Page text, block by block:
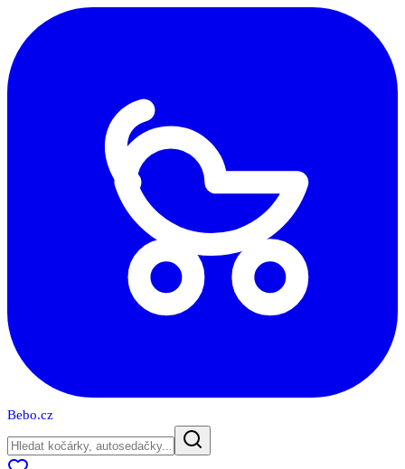
Bebo.cz